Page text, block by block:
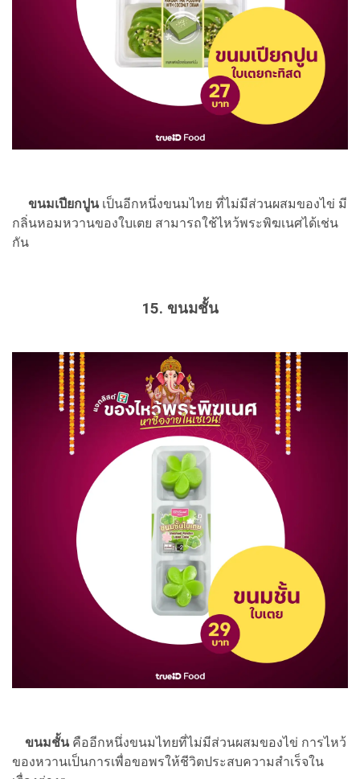
ขนมเปียกปูนเป็นอีกหนึ่งขนมไทย ที่ไม่มีส่วนผสมของไข่ มี
กลิ่นหอมหวานของใบเตย สามารถใช้ไหว้พระพิฆเนศได้เช่น
กัน
15. ขนมชั้น
ขนมชั้นคืออีกหนึ่งขนมไทยที่ไม่มีส่วนผสมของไข่ การไหว้
ของหวานเป็นการเพื่อขอพรให้ชีวิตประสบความสำเร็จใน